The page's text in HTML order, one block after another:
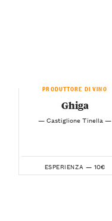
PRODUTTORE DI VINO
Ghiga
— Castiglione Tinella —
ESPERIENZA — 10€